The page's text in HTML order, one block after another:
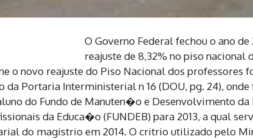
O Governo Federal fechou o ano de
reajuste de 8,32% no piso nacional
o novo reajuste do Piso Nacional dos professores
da Portaria Interministerial n 16 (DOU, pg. 24),
do Fundo de Manuten�o e Desenvolvimento da
da Educa�o (FUNDEB) para 2013, a qual
do magistrio em 2014. O critrio utilizado pelo